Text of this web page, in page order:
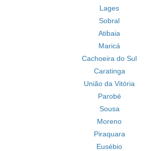
Lages
Sobral
Atibaia
Maricá
Cachoeira do Sul
Caratinga
União da Vitória
Parobé
Sousa
Moreno
Piraquara
Eusébio